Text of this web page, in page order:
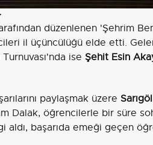
düzenlenen 'Şehrim
il üçüncülüğü elde etti.
ise Şehit Esin
paylaşmak üzere
Dalak, öğrencilerle bir süre
aldı, başarıda emeği geçen